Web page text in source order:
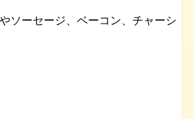
ソーセージ、ベーコン、チャーシ